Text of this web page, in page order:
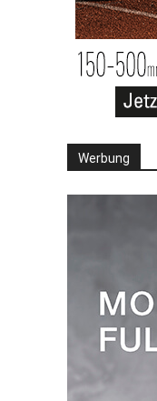
Werbung